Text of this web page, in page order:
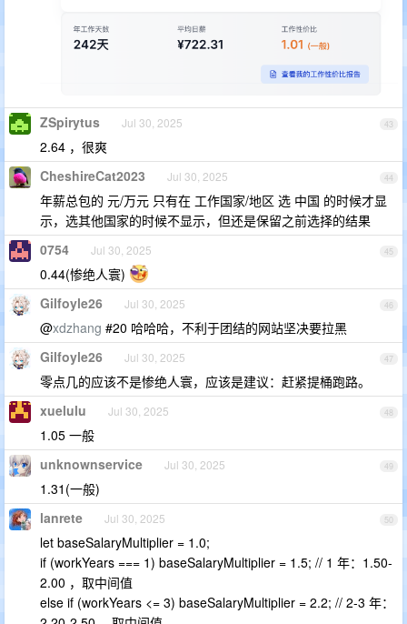
43
ZSpirytus Jul 30, 2025
2.64 ，很爽
44
CheshireCat2023 Jul 30, 2025
年薪总包的 元/万元 只有在 工作国家/地区 选 中国 的时候才显
示，选其他国家的时候不显示，但还是保留之前选择的结果
45
0754 Jul 30, 2025
0.44(惨绝人寰)
46
Gilfoyle26 Jul 30, 2025
@xdzhang #20 哈哈哈，不利于团结的网站坚决要拉黑
47
Gilfoyle26 Jul 30, 2025
零点几的应该不是惨绝人寰，应该是建议：赶紧提桶跑路。
48
xuelulu Jul 30, 2025
1.05 一般
49
unknownservice Jul 30, 2025
1.31(一般)
50
lanrete Jul 30, 2025
let baseSalaryMultiplier = 1.0;
if (workYears === 1) baseSalaryMultiplier = 1.5; // 1 年：1.50-
2.00 ，取中间值
else if (workYears <= 3) baseSalaryMultiplier = 2.2; // 2-3 年：